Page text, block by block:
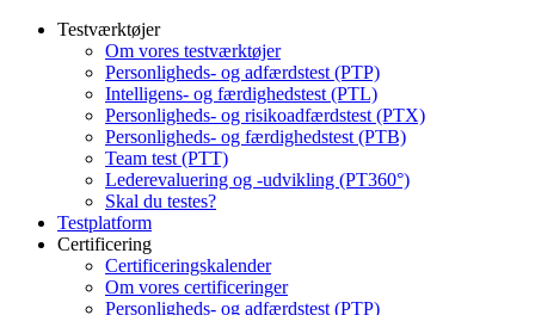
Testværktøjer
Om vores testværktøjer
Personligheds- og adfærdstest (PTP)
Intelligens- og færdighedstest (PTL)
Personligheds- og risikoadfærdstest (PTX)
Personligheds- og færdighedstest (PTB)
Team test (PTT)
Lederevaluering og -udvikling (PT360°)
Skal du testes?
Testplatform
Certificering
Certificeringskalender
Om vores certificeringer
Personligheds- og adfærdstest (PTP)